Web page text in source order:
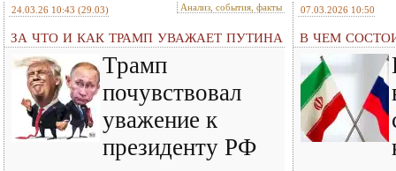
24.03.26 10:43 (29.03) Анализ, события, факты
ЗА ЧТО И КАК ТРАМП УВАЖАЕТ ПУТИНА
Трамп
почувствовал
уважение к
президенту РФ
07.03.2026 10:50
В ЧЕМ